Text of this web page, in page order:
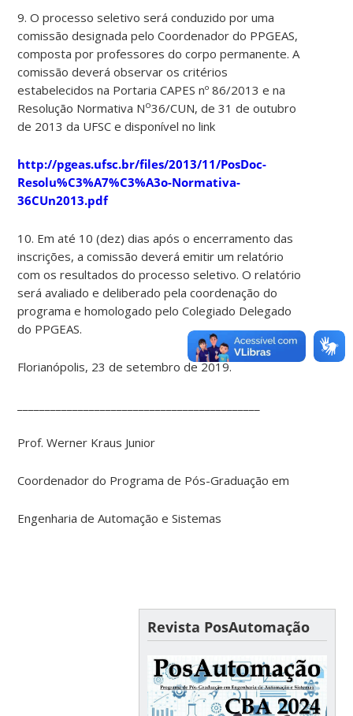
9. O processo seletivo será conduzido por uma
comissão designada pelo Coordenador do PPGEAS,
composta por professores do corpo permanente. A
comissão deverá observar os critérios
estabelecidos na Portaria CAPES nº 86/2013 e na
Resolução Normativa No36/CUN, de 31 de outubro
de 2013 da UFSC e disponível no link
http://pgeas.ufsc.br/files/2013/11/PosDoc-
Resolu%C3%A7%C3%A3o-Normativa-
36CUn2013.pdf
10. Em até 10 (dez) dias após o encerramento das
inscrições, a comissão deverá emitir um relatório
com os resultados do processo seletivo. O relatório
será avaliado e deliberado pela coordenação do
programa e homologado pelo Colegiado Delegado
do PPGEAS.
Florianópolis, 23 de setembro de 2019.
Prof. Werner Kraus Junior
Coordenador do Programa de Pós-Graduação em
Engenharia de Automação e Sistemas
Revista PosAutomação